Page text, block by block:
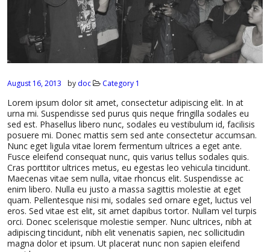
August 16, 2013 by doc Category 1
Lorem ipsum dolor sit amet, consectetur adipiscing elit. In at
urna mi. Suspendisse sed purus quis neque fringilla sodales eu
sed est. Phasellus libero nunc, sodales eu vestibulum id, facilisis
posuere mi. Donec mattis sem sed ante consectetur accumsan.
Nunc eget ligula vitae lorem fermentum ultrices a eget ante.
Fusce eleifend consequat nunc, quis varius tellus sodales quis.
Cras porttitor ultrices metus, eu egestas leo vehicula tincidunt.
Maecenas vitae sem nulla, vitae rhoncus elit. Suspendisse ac
enim libero. Nulla eu justo a massa sagittis molestie at eget
quam. Pellentesque nisi mi, sodales sed ornare eget, luctus vel
eros. Sed vitae est elit, sit amet dapibus tortor. Nullam vel turpis
orci. Donec scelerisque molestie semper. Nunc ultrices, nibh at
adipiscing tincidunt, nibh elit venenatis sapien, nec sollicitudin
magna dolor et ipsum. Ut placerat nunc non sapien eleifend